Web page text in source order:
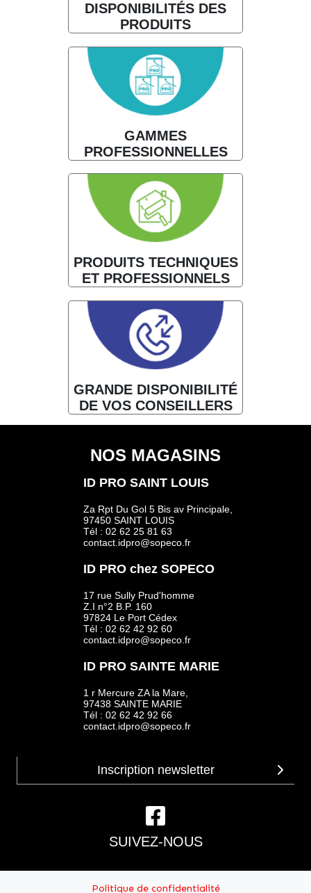
DISPONIBILITÉS DES
PRODUITS
GAMMES
PROFESSIONNELLES
PRODUITS TECHNIQUES
ET PROFESSIONNELS
GRANDE DISPONIBILITÉ
DE VOS CONSEILLERS
NOS MAGASINS
ID PRO SAINT LOUIS
Za Rpt Du Gol 5 Bis av Principale,
97450 SAINT LOUIS
Tél : 02 62 25 81 63
contact.idpro@sopeco.fr
ID PRO chez SOPECO
17 rue Sully Prud'homme
Z.I n°2 B.P. 160
97824 Le Port Cédex
Tél : 02 62 42 92 60
contact.idpro@sopeco.fr
ID PRO SAINTE MARIE
1 r Mercure ZA la Mare,
97438 SAINTE MARIE
Tél : 02 62 42 92 66
contact.idpro@sopeco.fr
SUIVEZ-NOUS
Politique de confidentialité